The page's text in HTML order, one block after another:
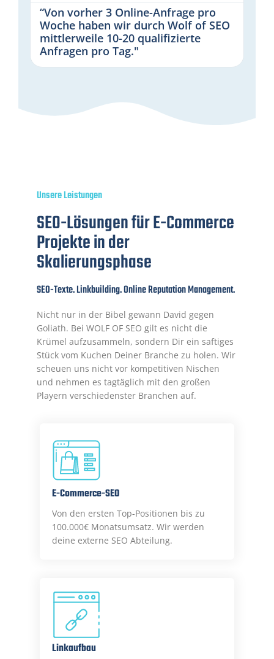
“Von vorher 3 Online-Anfrage pro
Woche haben wir durch Wolf of SEO
mittlerweile 10-20 qualifizierte
Anfragen pro Tag."
Unsere Leistungen
SEO-Lösungen für E-Commerce
Projekte in der
Skalierungsphase
SEO-Texte. Linkbuilding. Online Reputation Management.
Nicht nur in der Bibel gewann David gegen
Goliath. Bei WOLF OF SEO gilt es nicht die
Krümel aufzusammeln, sondern Dir ein saftiges
Stück vom Kuchen Deiner Branche zu holen. Wir
scheuen uns nicht vor kompetitiven Nischen
und nehmen es tagtäglich mit den großen
Playern verschiedenster Branchen auf.
E-Commerce-SEO
Von den ersten Top-Positionen bis zu
100.000€ Monatsumsatz. Wir werden
deine externe SEO Abteilung.
Linkaufbau